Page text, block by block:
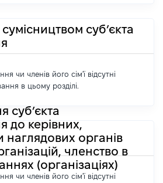
суб’єкта
чи членів його сім'ї відсутні
в цьому розділі.
суб’єкта
до керівних,
наглядових органів
членство в
(організаціях)
чи членів його сім'ї відсутні